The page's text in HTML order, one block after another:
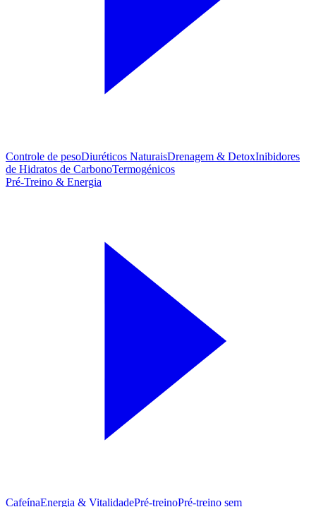
Controle de pesoDiuréticos NaturaisDrenagem & DetoxInibidores
de Hidratos de CarbonoTermogénicos
Pré-Treino & Energia
CafeínaEnergia & VitalidadePré-treinoPré‑treino sem